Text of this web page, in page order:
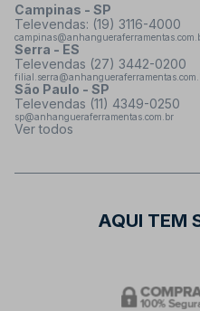
Campinas - SP
Televendas: (19) 3116-4000
Serra - ES
Televendas (27) 3442-0200
São Paulo - SP
Televendas (11) 4349-0250
sp@anhangueraferramentas.com.br
Ver todos
AQUI TEM